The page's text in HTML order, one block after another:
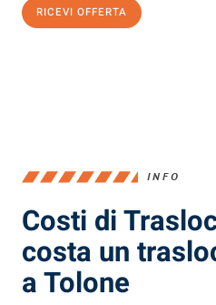
RICEVI OFFERTA
INFO
Costi di
costa un
a Tolone